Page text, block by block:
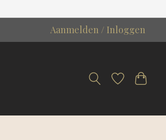
Aanmelden / Inloggen